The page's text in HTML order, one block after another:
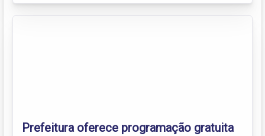
Prefeitura oferece programação gratuita